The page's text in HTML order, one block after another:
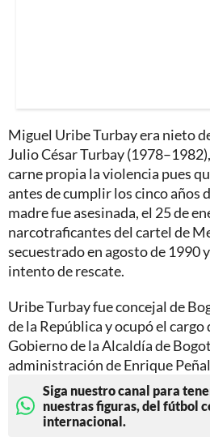
Miguel Uribe Turbay era nieto
Julio César Turbay
carne propia la violencia pues
antes de cumplir los cinco años
madre fue asesinada, el 25 de
narcotraficantes del cartel de
secuestrado en agosto de 1990
intento de rescate.
Uribe Turbay fue concejal de
de la República y ocupó el cargo
Gobierno de la Alcaldía de
administración de Enrique
Siga nuestro canal para
nuestras figuras, del fútbol
internacional.